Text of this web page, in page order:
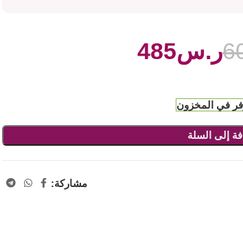
ر.س485
في المخزون
إلى السلة
مشاركة: